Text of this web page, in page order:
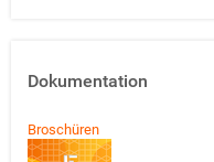
Dokumentation
Broschüren